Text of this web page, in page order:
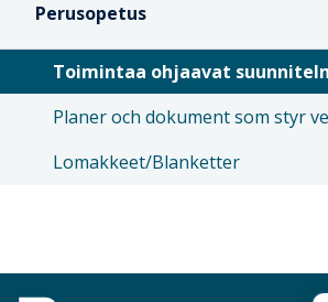
Perusopetus
Toimintaa ohjaavat
Planer och dokument som styr
Lomakkeet/Blanketter